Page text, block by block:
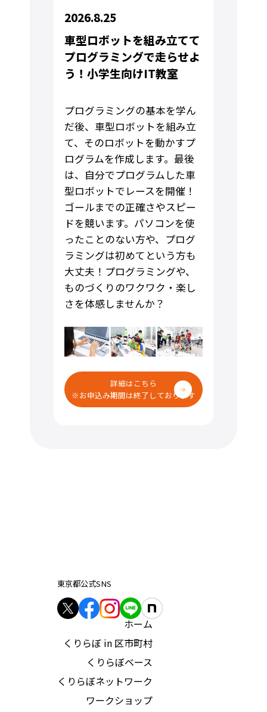
2026.8.25
車型ロボットを組み立てて
プログラミングで走らせよ
う！小学生向けIT教室
プログラミングの基本を学ん
だ後、車型ロボットを組み立
て、そのロボットを動かすプ
ログラムを作成します。最後
は、自分でプログラムした車
型ロボットでレースを開催！
ゴールまでの正確さやスピー
ドを競います。パソコンを使
ったことのない方や、プログ
ラミングは初めてという方も
大丈夫！プログラミングや、
ものづくりのワクワク・楽し
さを体感しませんか？
詳細はこちら
※お申込み期間は終了しております
東京都公式SNS
ホーム
くりらぼ in 区市町村
くりらぼベース
くりらぼネットワーク
ワークショップ